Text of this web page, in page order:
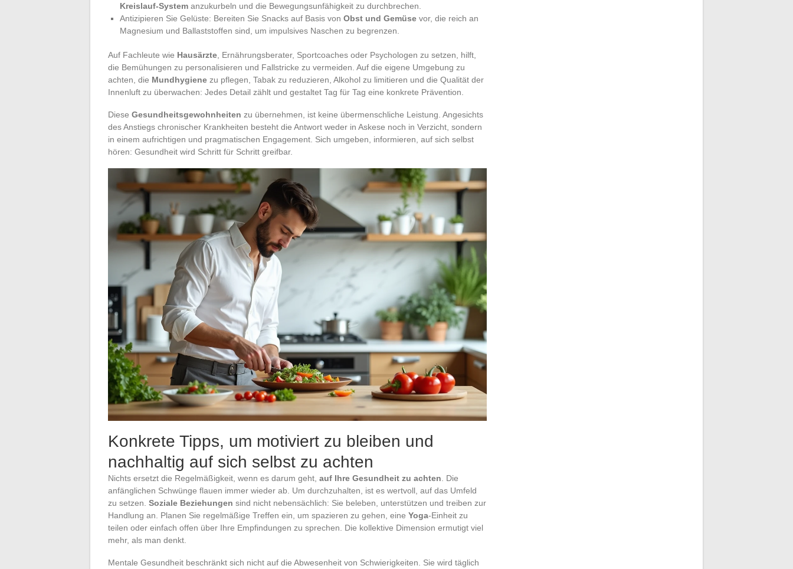
Kreislauf-System anzukurbeln und die Bewegungsunfähigkeit zu durchbrechen.
Antizipieren Sie Gelüste: Bereiten Sie Snacks auf Basis von Obst und Gemüse vor, die reich an
Magnesium und Ballaststoffen sind, um impulsives Naschen zu begrenzen.
Auf Fachleute wie Hausärzte , Ernährungsberater, Sportcoaches oder Psychologen zu setzen, hilft,
die Bemühungen zu personalisieren und Fallstricke zu vermeiden. Auf die eigene Umgebung zu
achten, die Mundhygiene zu pflegen, Tabak zu reduzieren, Alkohol zu limitieren und die Qualität der
Innenluft zu überwachen: Jedes Detail zählt und gestaltet Tag für Tag eine konkrete Prävention.
Diese Gesundheitsgewohnheiten zu übernehmen, ist keine übermenschliche Leistung. Angesichts
des Anstiegs chronischer Krankheiten besteht die Antwort weder in Askese noch in Verzicht, sondern
in einem aufrichtigen und pragmatischen Engagement. Sich umgeben, informieren, auf sich selbst
hören: Gesundheit wird Schritt für Schritt greifbar.
Konkrete Tipps, um motiviert zu bleiben und
nachhaltig auf sich selbst zu achten
Nichts ersetzt die Regelmäßigkeit, wenn es darum geht, auf Ihre Gesundheit zu achten . Die
anfänglichen Schwünge flauen immer wieder ab. Um durchzuhalten, ist es wertvoll, auf das Umfeld
zu setzen. Soziale Beziehungen sind nicht nebensächlich: Sie beleben, unterstützen und treiben zur
Handlung an. Planen Sie regelmäßige Treffen ein, um spazieren zu gehen, eine Yoga-Einheit zu
teilen oder einfach offen über Ihre Empfindungen zu sprechen. Die kollektive Dimension ermutigt viel
mehr, als man denkt.
Mentale Gesundheit beschränkt sich nicht auf die Abwesenheit von Schwierigkeiten. Sie wird täglich